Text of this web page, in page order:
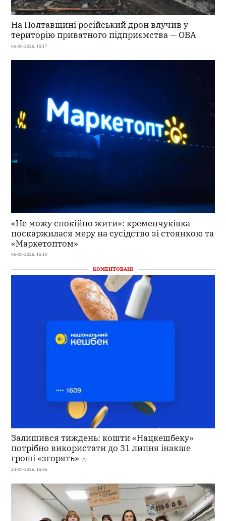
На Полтавщині російський дрон влучив у
територію приватного підприємства — ОВА
06-08-2026, 15:17
«Не можу спокійно жити»: кременчуківка
поскаржилася меру на сусідство зі стоянкою та
«Маркетоптом»
06-08-2026, 15:10
КОМЕНТОВАНІ
Залишився тиждень: кошти «Нацкешбеку»
потрібно використати до 31 липня інакше
гроші «згорять» (2)
24-07-2026, 15:05